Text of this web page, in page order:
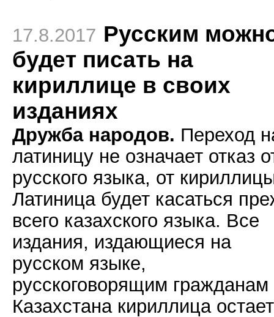
17.8.2017 Русским
будет писать на
кириллице в своих
изданиях
Дружба народов. Переход
латиницу не означает отказ
русского языка, от
Латиница будет касаться
всего казахского языка. Все
издания, издающиеся на
русском языке,
русскоговорящим гражданам
Казахстана кириллица